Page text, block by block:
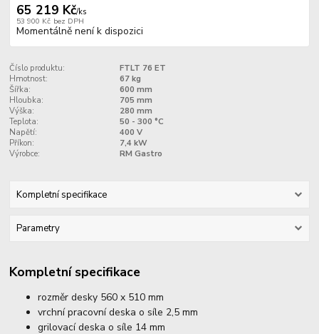
65 219 Kč/ks
53 900 Kč bez DPH
Momentálně není k dispozici
Číslo produktu:
FTLT 76 ET
Hmotnost:
67 kg
Šířka:
600 mm
Hloubka:
705 mm
Výška:
280 mm
Teplota:
50 - 300 °C
Napětí:
400 V
Příkon:
7,4 kW
Výrobce:
RM Gastro
Kompletní specifikace
Parametry
Kompletní specifikace
rozměr desky 560 x 510 mm
vrchní pracovní deska o síle 2,5 mm
grilovací deska o síle 14 mm